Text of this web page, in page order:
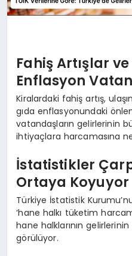
Fahiş Artışlar
Enflasyon
Kiralardaki fahiş artış,
gıda enflasyonundaki
vatandaşların gelirlerinin
ihtiyaçlara harcamasına
İstatistikler
Ortaya Koyuyor
Türkiye İstatistik
‘hane halkı tüketim
hane halklarının gelirlerinin
görülüyor.